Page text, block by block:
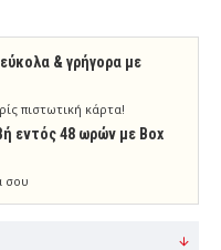
& γρήγορα με
πιστωτική κάρτα!
εντός 48 ωρών με Box
σου